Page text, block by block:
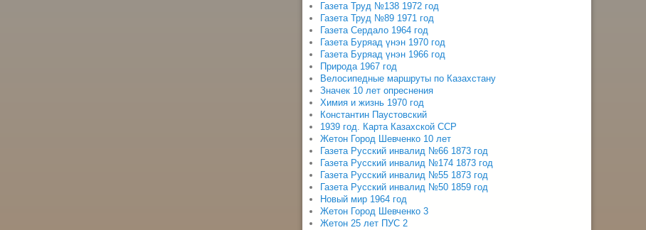
Газета Труд №138 1972 год
Газета Труд №89 1971 год
Газета Сердало 1964 год
Газета Буряад үнэн 1970 год
Газета Буряад үнэн 1966 год
Природа 1967 год
Велосипедные маршруты по Казахстану
Значек 10 лет опреснения
Химия и жизнь 1970 год
Константин Паустовский
1939 год. Карта Казахской ССР
Жетон Город Шевченко 10 лет
Газета Русский инвалид №66 1873 год
Газета Русский инвалид №174 1873 год
Газета Русский инвалид №55 1873 год
Газета Русский инвалид №50 1859 год
Новый мир 1964 год
Жетон Город Шевченко 3
Жетон 25 лет ПУС 2